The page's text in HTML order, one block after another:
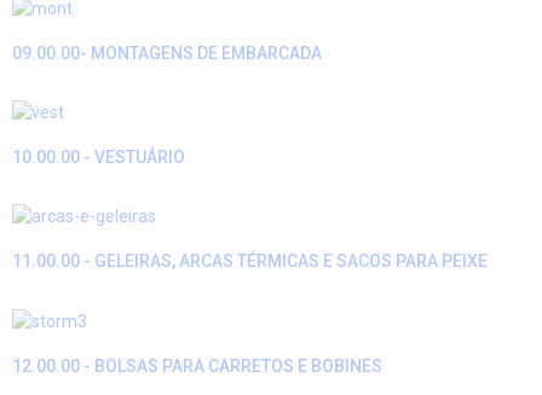
09.00.00- MONTAGENS DE EMBARCADA
10.00.00 - VESTUÁRIO
11.00.00 - GELEIRAS, ARCAS TÉRMICAS E SACOS PARA PEIXE
12.00.00 - BOLSAS PARA CARRETOS E BOBINES